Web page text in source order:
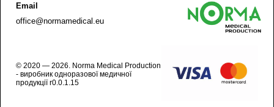
Email
office@normamedical.eu
© 2020 — 2026. Norma Medical Production
- виробник одноразової медичної
продукції r0.0.1.15